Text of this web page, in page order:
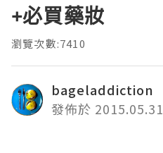
+必買藥妝
瀏覽次數:7410
bageladdiction
發佈於 2015.05.31